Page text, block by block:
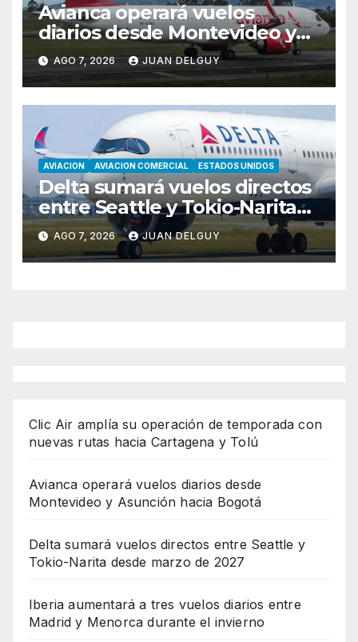
Avianca operará vuelos
diarios desde Montevideo y
Asunción hacia Bogotá
AGO 7, 2026 JUAN DELGUY
AVIACION AVIACION COMERCIAL ESTADOS UNIDOS
Delta sumará vuelos directos
entre Seattle y Tokio-Narita
desde marzo de 2027
AGO 7, 2026 JUAN DELGUY
Clic Air amplía su operación de temporada con
nuevas rutas hacia Cartagena y Tolú
Avianca operará vuelos diarios desde
Montevideo y Asunción hacia Bogotá
Delta sumará vuelos directos entre Seattle y
Tokio-Narita desde marzo de 2027
Iberia aumentará a tres vuelos diarios entre
Madrid y Menorca durante el invierno